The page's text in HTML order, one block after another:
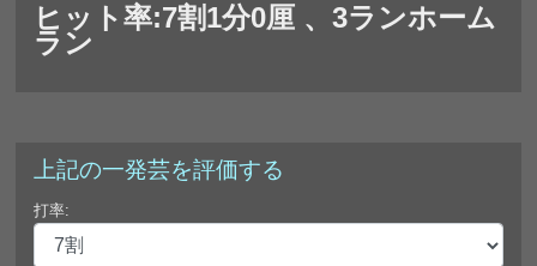
ヒット率:7割1分0厘 、3ランホーム
ラン
上記の一発芸を評価する
打率: